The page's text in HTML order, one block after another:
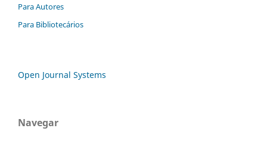
Para Autores
Para Bibliotecários
Open Journal Systems
Navegar